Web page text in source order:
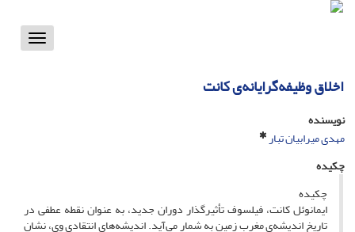
Toggle
اخلاق وظیفه‌گرایانه‌ی کانت
نویسنده
مهدی میرابیان تبار
چکیده
چکیده
ایمانوئل کانت، فیلسوف تأثیرگذار دوران جدید، به عنوان نقطه عطفی در
تاریخ اندیشه‌ی مغرب زمین به شمار می‌آید. اندیشه‌های انتقادی وی، نشان